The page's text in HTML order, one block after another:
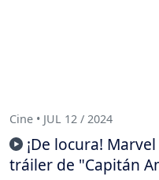
Cine • JUL 12 / 2024
¡De locura!
tráiler de "Capitán